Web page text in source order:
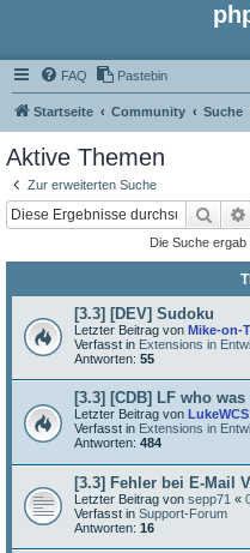
FAQ Pastebin
Startseite Community Suche
Aktive Themen
Zur erweiterten Suche
Suche
Die Suche ergab
[3.3] [DEV] Sudoku
Letzter Beitrag von Mike-on-
Verfasst in Extensions in
Antworten: 55
[3.3] [CDB] LF who
Letzter Beitrag von LukeWCS
Verfasst in Extensions in
Antworten: 484
[3.3] Fehler bei E-Mail
Letzter Beitrag von sepp71 «
Verfasst in Support-Forum
Antworten: 16